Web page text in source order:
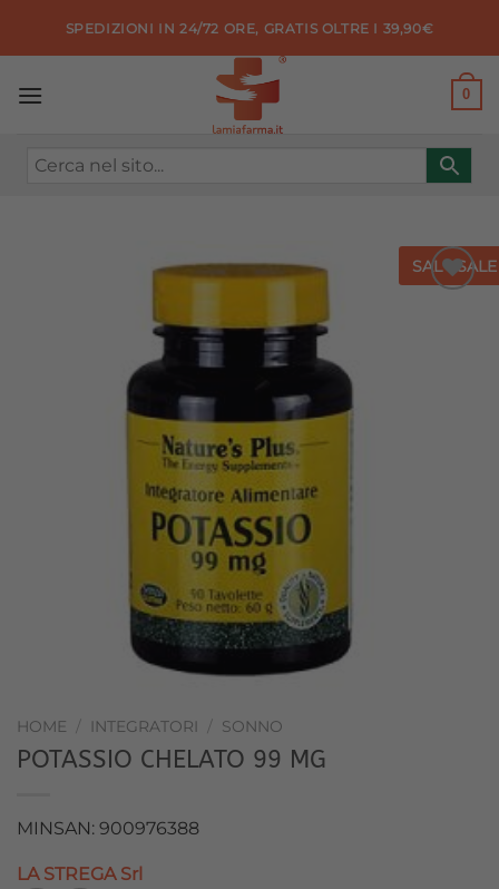
SPEDIZIONI IN 24/72 ORE, GRATIS OLTRE I 39,90€
0
SALE SALE
HOME / INTEGRATORI / SONNO
POTASSIO CHELATO 99 MG
MINSAN: 900976388
LA STREGA Srl